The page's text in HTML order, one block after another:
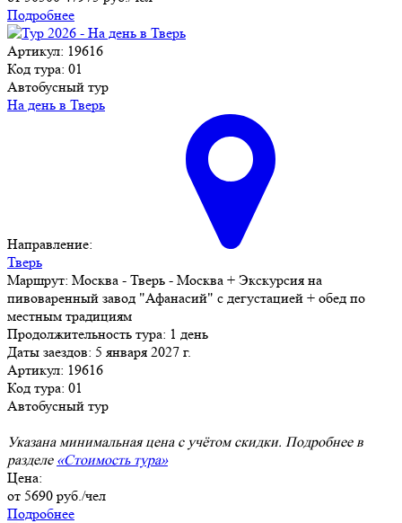
Подробнее
Артикул: 19616
Код тура: 01
Автобусный тур
На день в Тверь
Направление:
Тверь
Маршрут: Москва - Тверь - Москва + Экскурсия на
пивоваренный завод "Афанасий" с дегустацией + обед по
местным традициям
Продолжительность тура: 1 день
Даты заездов: 5 января 2027 г.
Артикул: 19616
Код тура: 01
Автобусный тур
Указана минимальная цена с учётом скидки. Подробнее в
разделе «Стоимость тура»
Цена:
от 5690 руб./чел
Подробнее